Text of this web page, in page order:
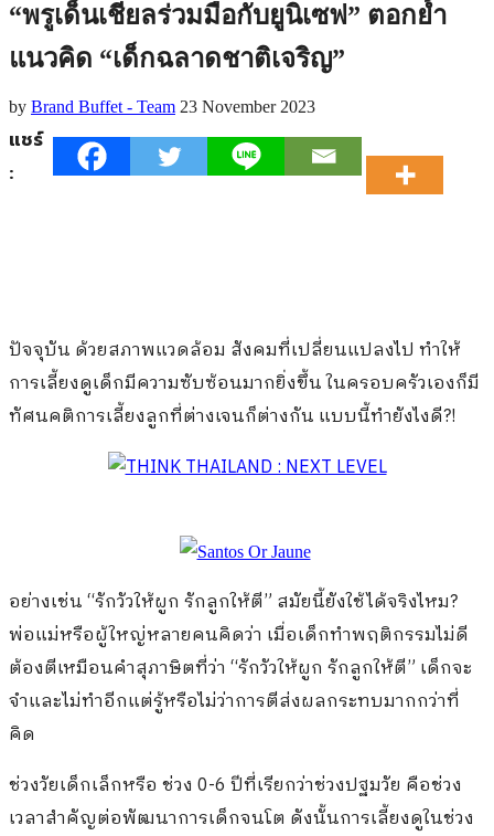
“พรูเด็นเชียลร่วมมือกับยูนิเซฟ” ตอกย้ำ
แนวคิด “เด็กฉลาดชาติเจริญ”
by Brand Buffet - Team 23 November 2023
แชร์
:
ปัจจุบัน ด้วยสภาพแวดล้อม สังคมที่เปลี่ยนแปลงไป ทำให้
การเลี้ยงดูเด็กมีความซับซ้อนมากยิ่งขึ้น ในครอบครัวเองก็มี
ทัศนคติการเลี้ยงลูกที่ต่างเจนก็ต่างกัน แบบนี้ทำยังไงดี?!
อย่างเช่น “รักวัวให้ผูก รักลูกให้ตี” สมัยนี้ยังใช้ได้จริงไหม?
พ่อแม่หรือผู้ใหญ่หลายคนคิดว่า เมื่อเด็กทำพฤติกรรมไม่ดี
ต้องตีเหมือนคำสุภาษิตที่ว่า “รักวัวให้ผูก รักลูกให้ตี” เด็กจะ
จำและไม่ทำอีกแต่รู้หรือไม่ว่าการตีส่งผลกระทบมากกว่าที่
คิด
ช่วงวัยเด็กเล็กหรือ ช่วง 0-6 ปีที่เรียกว่าช่วงปฐมวัย คือช่วง
เวลาสำคัญต่อพัฒนาการเด็กจนโต ดังนั้นการเลี้ยงดูในช่วง